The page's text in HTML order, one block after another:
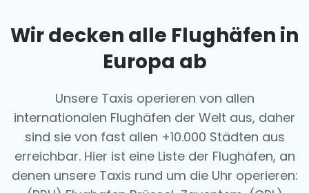
Wir decken alle Flughäfen in
Europa ab
Unsere Taxis operieren von allen
internationalen Flughäfen der Welt aus, daher
sind sie von fast allen +10.000 Städten aus
erreichbar. Hier ist eine Liste der Flughäfen, an
denen unsere Taxis rund um die Uhr operieren: